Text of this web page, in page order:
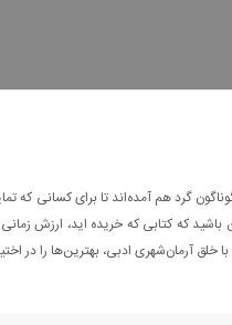
گرد هم آمده‌اند تا برای کسانی که
که کتابی که خریده اید، ارزش
آرمان‌شهری ادبی، بهترین‌ها را در